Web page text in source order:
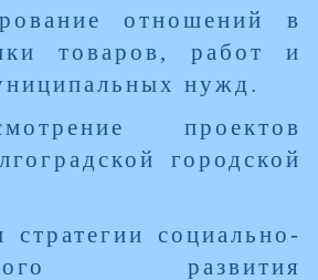
отношений в
товаров, работ и
нужд.
проектов
городской
стратегии социально-
развития